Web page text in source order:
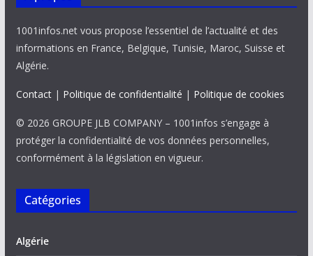
1001infos.net vous propose l’essentiel de l’actualité et des
informations en France, Belgique, Tunisie, Maroc, Suisse et
Algérie.
Contact| Politique de confidentialité | Politique de cookies
© 2026 GROUPE JLB COMPANY – 1001infos s’engage à
protéger la confidentialité de vos données personnelles,
conformément à la législation en vigueur.
Catégories
Algérie